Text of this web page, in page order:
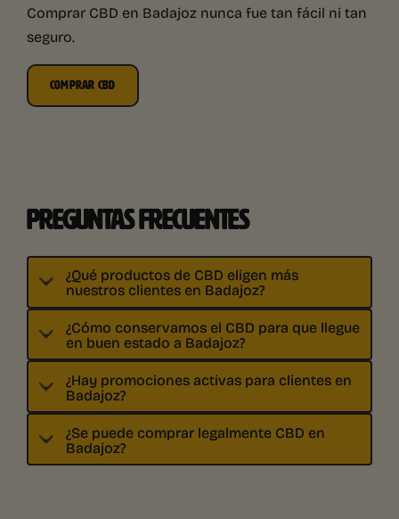
Comprar CBD en Badajoz nunca fue tan fácil ni tan
seguro.
COMPRAR CBD
PREGUNTAS FRECUENTES
¿Qué productos de CBD eligen más
nuestros clientes en Badajoz?
¿Cómo conservamos el CBD para que llegue
en buen estado a Badajoz?
¿Hay promociones activas para clientes en
Badajoz?
¿Se puede comprar legalmente CBD en
Badajoz?